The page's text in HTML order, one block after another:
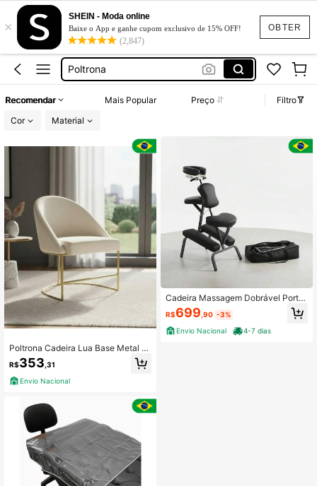
OBTER
×
SHEIN - Moda online
Baixe o App e ganhe cupom exclusivo de 15% OFF!
(2,847)
エステ 椅子
Cadeira De Salão
Poltrona
Cadeira De Salão
Recomendar Mais Popular Preço
Filtro
Cor
Material
Poltrona Cadeira Lua Base Metal D
ourado Tecido Bege
R$353,31
Envio Nacional
Cadeira Massagem Dobrável Portát
il Com Bolsa Quick Massagem
R$699 ,90 -3%
Envio Nacional
4-7 dias